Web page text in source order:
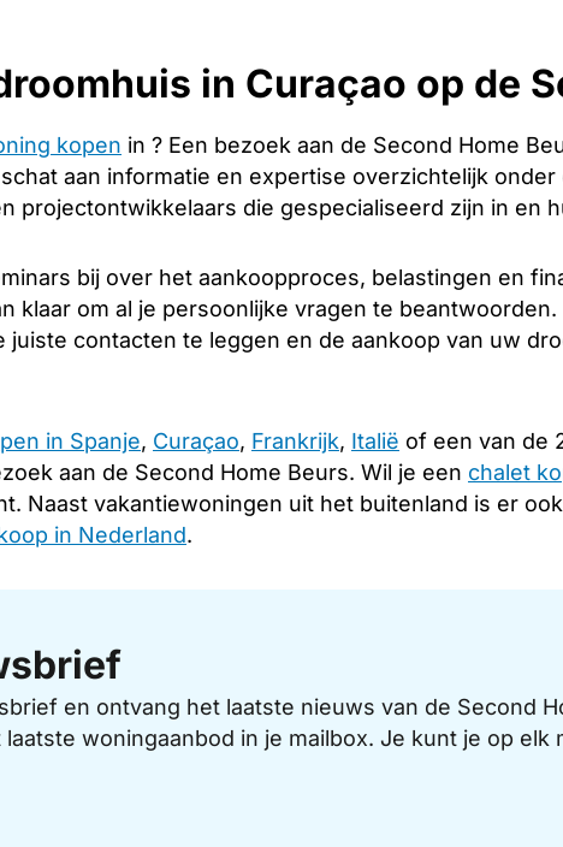
in Curaçao op de
kopen in ? Een bezoek aan de Second Home
aan informatie en expertise overzichtelijk
projectontwikkelaars die gespecialiseerd zijn in en
bij over het aankoopproces, belastingen en
klaar om al je persoonlijke vragen te
juiste contacten te leggen en de aankoop van uw
in Spanje, Curaçao, Frankrijk, Italië of een van de
aan de Second Home Beurs. Wil je een chalet
Naast vakantiewoningen uit het buitenland is er
in Nederland.
en ontvang het laatste nieuws van de Second
woningaanbod in je mailbox. Je kunt je op elk